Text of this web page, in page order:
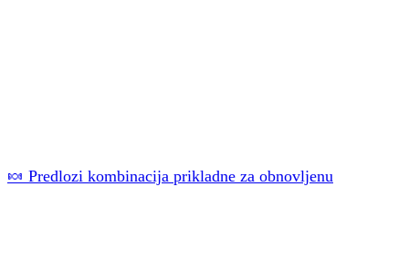
🍬 Predlozi kombinacija prikladne za obnovljenu